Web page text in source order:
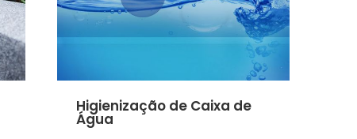
Higienização de Caixa de
Água